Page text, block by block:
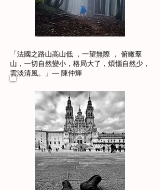
「法國之路山高山低 ，一望無際 ， 俯瞰羣
山，一切自然變小，格局大了，煩惱自然少，
雲淡清風。」— 陳仲輝